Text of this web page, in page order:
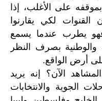
على الأغلب، إذا
القنوات لكي يقارنوا
فهو يطرب عندما يسمع
والوطنية بصرف النظر
أرض الواقع.
الآن؟ إنه يريد
الجوية والانتخابات